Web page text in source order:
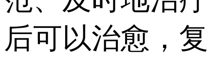
后可以治愈，复